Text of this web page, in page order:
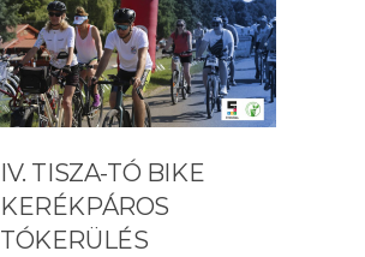
IV. TISZA-TÓ BIKE
KERÉKPÁROS
TÓKERÜLÉS